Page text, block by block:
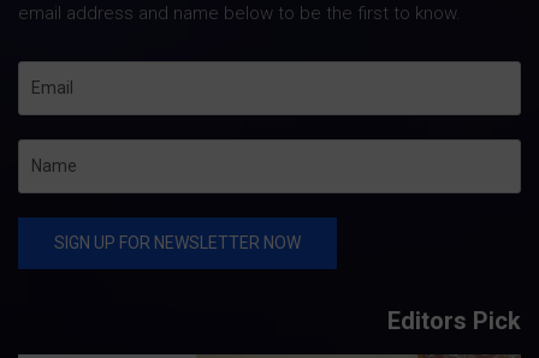
email address and name below to be the first to know.
Editors Pick